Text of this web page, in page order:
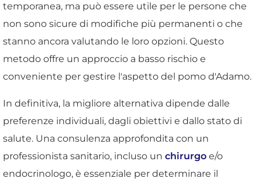
temporanea, ma può essere utile per le persone che
non sono sicure di modifiche più permanenti o che
stanno ancora valutando le loro opzioni. Questo
metodo offre un approccio a basso rischio e
conveniente per gestire l'aspetto del pomo d'Adamo.
In definitiva, la migliore alternativa dipende dalle
preferenze individuali, dagli obiettivi e dallo stato di
salute. Una consulenza approfondita con un
professionista sanitario, incluso un chirurgo e/o
endocrinologo, è essenziale per determinare il